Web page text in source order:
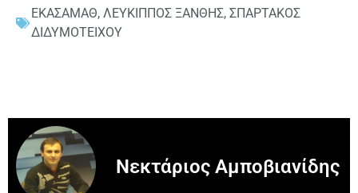
ΕΚΑΣΑΜΑΘ, ΛΕΥΚΙΠΠΟΣ ΞΑΝΘΗΣ, ΣΠΑΡΤΑΚΟΣ
ΔΙΔΥΜΟΤΕΙΧΟΥ
Νεκτάριος Αμποβιανίδης